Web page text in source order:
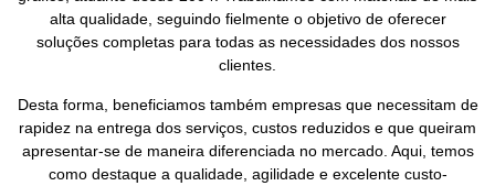
alta qualidade, seguindo fielmente o objetivo de oferecer
soluções completas para todas as necessidades dos nossos
clientes.
Desta forma, beneficiamos também empresas que necessitam de
rapidez na entrega dos serviços, custos reduzidos e que queiram
apresentar-se de maneira diferenciada no mercado. Aqui, temos
como destaque a qualidade, agilidade e excelente custo-